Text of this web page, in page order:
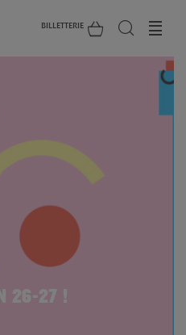
BILLETTERIE
26-27 !